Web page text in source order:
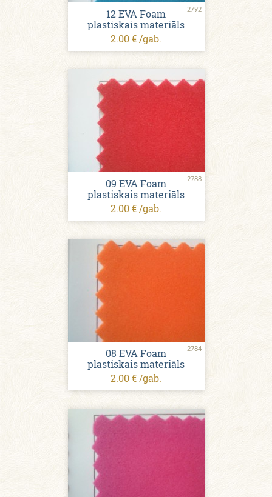
2792
12 EVA Foam
plastiskais materiāls
2.00 € /gab.
2788
09 EVA Foam
plastiskais materiāls
2.00 € /gab.
2784
08 EVA Foam
plastiskais materiāls
2.00 € /gab.